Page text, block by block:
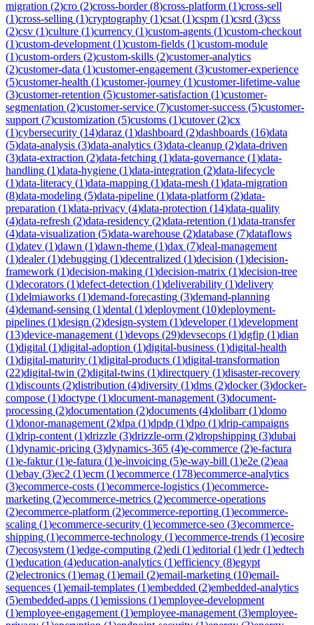
migration (2)cro (2)cross-border(8)cross-platform (1)cross-sell
(1)cross-selling (1)cryptography (1)csat (1)cspm (1)csrd (3)css
(2)csv (1)culture (1)currency (1)custom-agents (1)custom-checkout
(1)custom-development (1)custom-fields (1)custom-module
(1)custom-orders (2)custom-skills (2)customer-analytics
(2)customer-data (1)customer-engagement (3)customer-experience
(5)customer-health (1)customer-journey (1)customer-lifetime-value
(3)customer-retention (5)customer-satisfaction (1)customer-
segmentation (2)customer-service (7)customer-success (5)customer-
support (7)customization (5)customs (1)cutover(2)cx
(1)cybersecurity (14)daraz (1)dashboard (2)dashboards (16)data
(5)data-analysis (3)data-analytics (3)data-cleanup (2)data-driven
(3)data-extraction (2)data-fetching (1)data-governance (1)data-
handling (1)data-hygiene (1)data-integration (2)data-lifecycle
(1)data-literacy (1)data-mapping (1)data-mesh (1)data-migration
(8)data-modeling (5)data-pipeline (1)data-platform (2)data-
preparation (1)data-privacy (4)data-protection (14)data-quality
(4)data-refresh (2)data-residency (2)data-retention (1)data-transfer
(4)data-visualization (5)data-warehouse (2)database (7)dataflows
(1)datev (1)dawn (1)dawn-theme (1)dax (7)deal-management
(1)dealer(1)debugging (1)decentralized (1)decision (1)decision-
framework (1)decision-making (1)decision-matrix (1)decision-tree
(1)decorators (1)defect-detection (1)deliverability (1)delivery
(1)delmiaworks (1)demand-forecasting (3)demand-planning
(4)demand-sensing (1)dental (1)deployment (10)deployment-
pipelines (1)design (2)design-system (1)developer(1)development
(13)device-management (1)devops (29)devsecops (1)dgfip (1)dian
(1)digital (1)digital-adoption (1)digital-business (1)digital-health
(1)digital-maturity (1)digital-products (1)digital-transformation
(22)digital-twin (2)digital-twins (1)directquery (1)disaster-recovery
(1)discounts (2)distribution (4)diversity (1)dms (2)docker(3)docker-
compose (1)doctype (1)document-management (3)document-
processing (2)documentation (2)documents (4)dolibarr(1)domo
(1)donor-management (2)dpa (1)dpdp (1)dpo (1)drip-campaigns
(1)drip-content (1)drizzle (3)drizzle-orm (2)dropshipping (3)dubai
(1)dynamic-pricing (3)dynamics-365 (4)e-commerce (2)e-factura
(1)e-faktur(1)e-fatura (1)e-invoicing (5)e-way-bill (1)e2e (2)eaa
(1)ebay (3)ec2 (1)ecm (1)ecommerce (178)ecommerce-analytics
(3)ecommerce-costs (1)ecommerce-logistics (1)ecommerce-
marketing (2)ecommerce-metrics (2)ecommerce-operations
(2)ecommerce-platform (2)ecommerce-reporting (1)ecommerce-
scaling (1)ecommerce-security (1)ecommerce-seo (3)ecommerce-
shipping (1)ecommerce-technology (1)ecommerce-trends (1)ecosire
(7)ecosystem (1)edge-computing (2)edi (1)editorial (1)edr(1)edtech
(1)education (4)education-analytics (1)efficiency (8)egypt
(2)electronics (1)emag (1)email (2)email-marketing (10)email-
sequences (1)email-templates (1)embedded (2)embedded-analytics
(5)embedded-apps (1)emissions (1)employee-development
(1)employee-engagement (1)employee-management (3)employee-